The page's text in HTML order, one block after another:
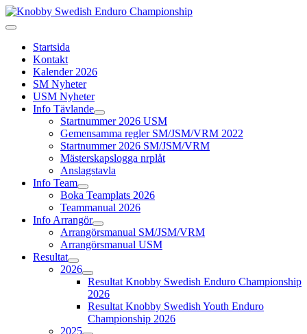
Startsida
Kontakt
Kalender 2026
SM Nyheter
USM Nyheter
Info Tävlande
Startnummer 2026 USM
Gemensamma regler SM/JSM/VRM 2022
Startnummer 2026 SM/JSM/VRM
Mästerskapslogga nrplåt
Anslagstavla
Info Team
Boka Teamplats 2026
Teammanual 2026
Info Arrangör
Arrangörsmanual SM/JSM/VRM
Arrangörsmanual USM
Resultat
2026
Resultat Knobby Swedish Enduro Championship
2026
Resultat Knobby Swedish Youth Enduro
Championship 2026
2025